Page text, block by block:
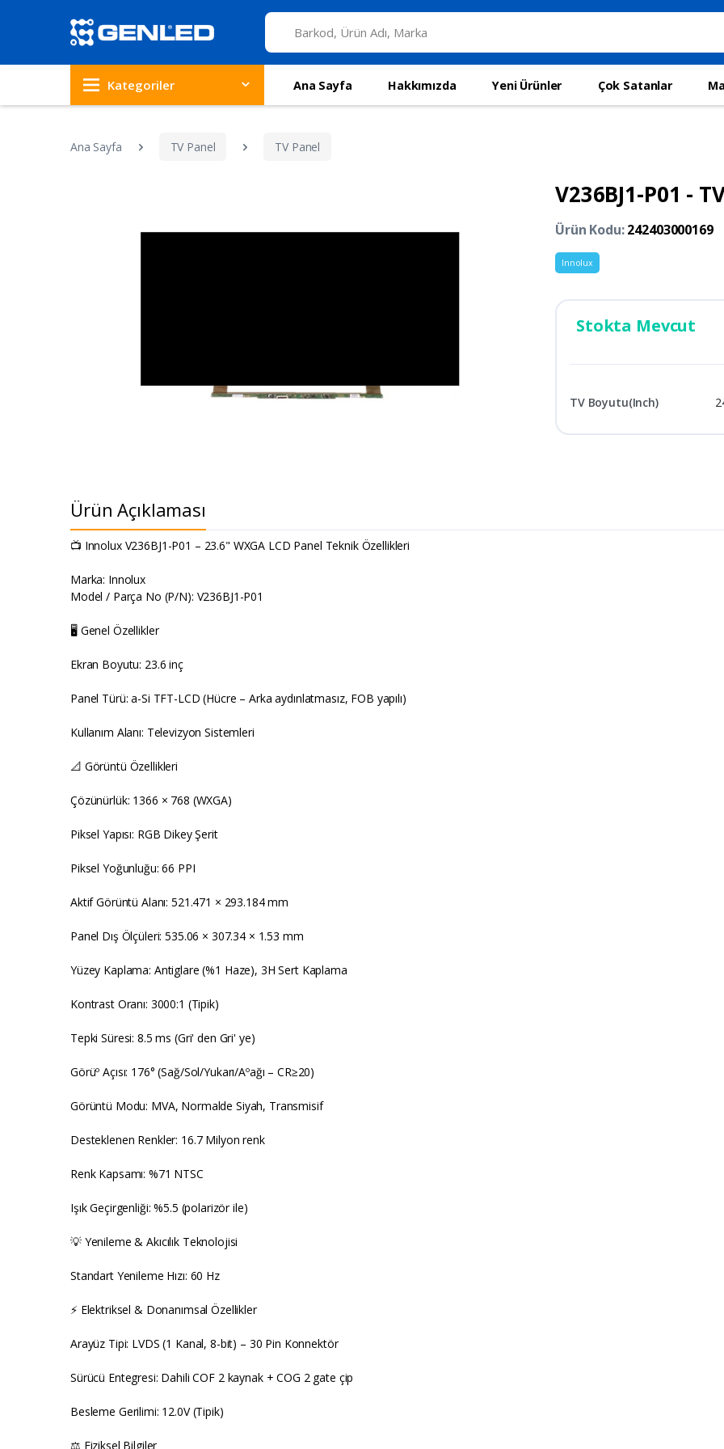
Kategoriler Ana Sayfa Hakkımızda Yeni Ürünler Çok Satanlar
Ana Sayfa TV Panel TV Panel
V236BJ1-P01 -
Ürün Kodu:242403000169
Innolux
Stokta Mevcut
TV Boyutu(Inch)
Ürün Açıklaması
📺 Innolux V236BJ1-P01 – 23.6" WXGA LCD Panel Teknik Özellikleri
Marka: Innolux
Model / Parça No (P/N): V236BJ1-P01
🖥️ Genel Özellikler
Ekran Boyutu: 23.6 inç
Panel Türü: a-Si TFT-LCD (Hücre – Arka aydınlatmasız, FOB yapılı)
Kullanım Alanı: Televizyon Sistemleri
📐 Görüntü Özellikleri
Çözünürlük: 1366 × 768 (WXGA)
Piksel Yapısı: RGB Dikey Şerit
Piksel Yoğunluğu: 66 PPI
Aktif Görüntü Alanı: 521.471 × 293.184 mm
Panel Dış Ölçüleri: 535.06 × 307.34 × 1.53 mm
Yüzey Kaplama: Antiglare (%1 Haze), 3H Sert Kaplama
Kontrast Oranı: 3000:1 (Tipik)
Tepki Süresi: 8.5 ms (Gri' den Gri' ye)
Görüº Açısı: 176° (Sağ/Sol/Yukarı/Aºağı – CR≥20)
Görüntü Modu: MVA, Normalde Siyah, Transmisif
Desteklenen Renkler: 16.7 Milyon renk
Renk Kapsamı: %71 NTSC
Işık Geçirgenliği: %5.5 (polarizör ile)
💡 Yenileme & Akıcılık Teknolojisi
Standart Yenileme Hızı: 60 Hz
⚡ Elektriksel & Donanımsal Özellikler
Arayüz Tipi: LVDS (1 Kanal, 8-bit) – 30 Pin Konnektör
Sürücü Entegresi: Dahili COF 2 kaynak + COG 2 gate çip
Besleme Gerilimi: 12.0V (Tipik)
⚖️ Fiziksel Bilgiler